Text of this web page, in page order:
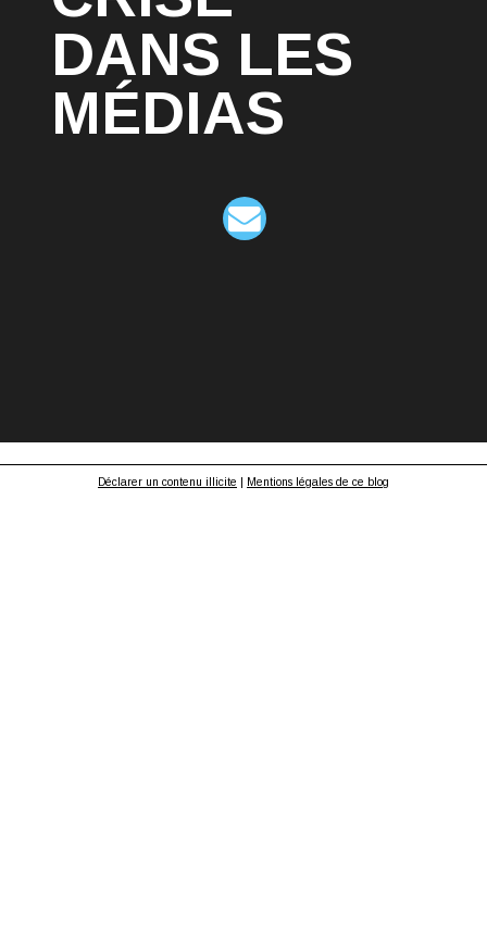
DANS LES
MÉDIAS
Déclarer un contenu illicite Mentions légales de ce blog